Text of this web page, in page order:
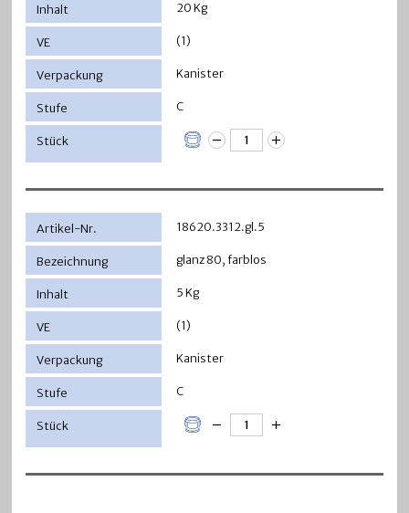
20 Kg
(1)
Kanister
C
18620.3312.gl.5
glanz 80, farblos
5 Kg
(1)
Kanister
C